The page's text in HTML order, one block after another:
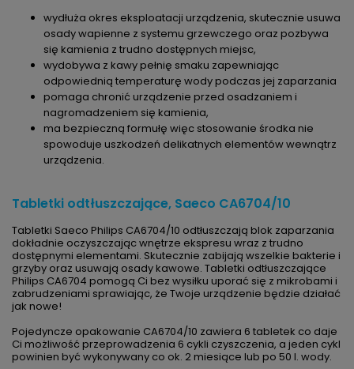
wydłuża okres eksploatacji urządzenia, skutecznie usuwa
osady wapienne z systemu grzewczego oraz pozbywa
się kamienia z trudno dostępnych miejsc,
wydobywa z kawy pełnię smaku zapewniając
odpowiednią temperaturę wody podczas jej zaparzania
pomaga chronić urządzenie przed osadzaniem i
nagromadzeniem się kamienia,
ma bezpieczną formułę więc stosowanie środka nie
spowoduje uszkodzeń delikatnych elementów wewnątrz
urządzenia.
Tabletki odtłuszczające, Saeco CA6704/10
Tabletki Saeco Philips CA6704/10 odtłuszczają blok zaparzania
dokładnie oczyszczając wnętrze ekspresu wraz z trudno
dostępnymi elementami. Skutecznie zabijają wszelkie bakterie i
grzyby oraz usuwają osady kawowe. Tabletki odtłuszczające
Philips CA6704 pomogą Ci bez wysiłku uporać się z mikrobami i
zabrudzeniami sprawiając, że Twoje urządzenie będzie działać
jak nowe!
Pojedyncze opakowanie CA6704/10 zawiera 6 tabletek co daje
Ci możliwość przeprowadzenia 6 cykli czyszczenia, a jeden cykl
powinien być wykonywany co ok. 2 miesiące lub po 50 l. wody.